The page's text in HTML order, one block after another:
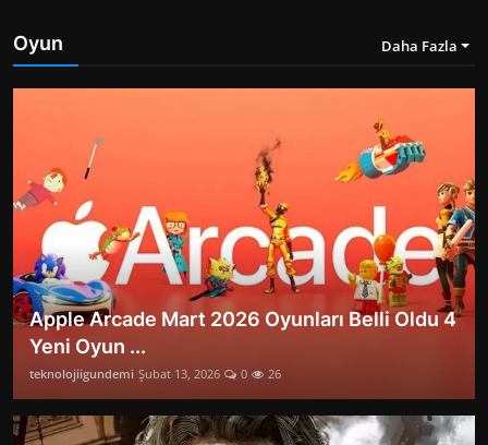
Oyun Daha Fazla
Apple Arcade Mart 2026 Oyunları Belli Oldu 4
Yeni Oyun ...
teknolojiigundemi Şubat 13, 2026 0 26